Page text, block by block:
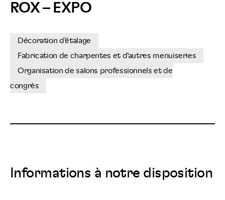
ROX – EXPO
Décoration d'étalage
Fabrication de charpentes et d'autres menuiseries
Organisation de salons professionnels et de
congrès
Informations à notre disposition